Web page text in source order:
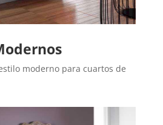
moderno para cuartos de